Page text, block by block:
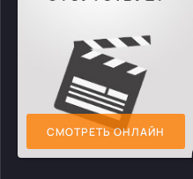
СМОТРЕТЬ ОНЛАЙН